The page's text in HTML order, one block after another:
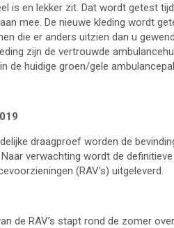
is en lekker zit. Dat wordt getest
mee. De nieuwe kleding wordt
die er anders uitzien dan u
zijn de vertrouwde
de huidige groen/gele
draagproef worden de
verwachting wordt de
(RAV’s) uitgeleverd.
de RAV’s stapt rond de zomer